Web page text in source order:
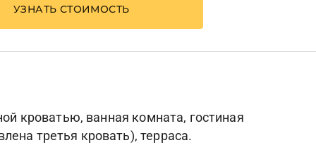
УЗНАТЬ СТОИМОСТЬ
кроватью, ванная комната, гостиная
третья кровать), терраса.